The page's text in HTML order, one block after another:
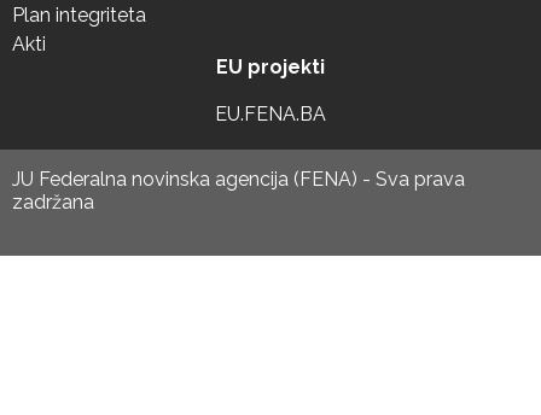
Plan integriteta
Akti
EU projekti
EU.FENA.BA
JU Federalna novinska agencija (FENA) - Sva prava
zadržana